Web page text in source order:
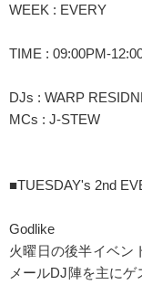
WEEK : EVERY
TIME : 09:00PM-
DJs : WARP
MCs : J-STEW
■TUESDAY's 2nd
Godlike
火曜日の後半イベン
メールDJ陣を主に